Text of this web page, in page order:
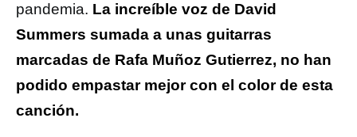
pandemia. La increíble voz de David
Summers sumada a unas guitarras
marcadas de Rafa Muñoz Gutierrez, no han
podido empastar mejor con el color de esta
canción.